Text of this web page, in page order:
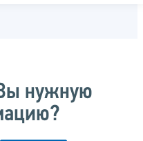
нужную